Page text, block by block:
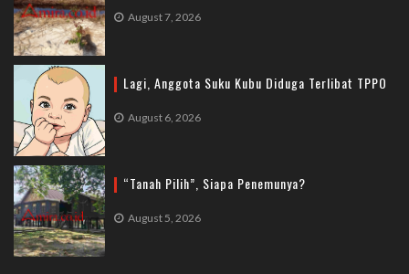
August 7, 2026
Lagi, Anggota Suku Kubu Diduga Terlibat TPPO
August 6, 2026
“Tanah Pilih”, Siapa Penemunya?
August 5, 2026